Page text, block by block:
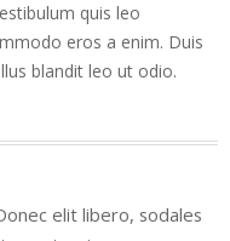
quis leo
eros a enim. Duis
blandit leo ut odio.
elit libero, sodales